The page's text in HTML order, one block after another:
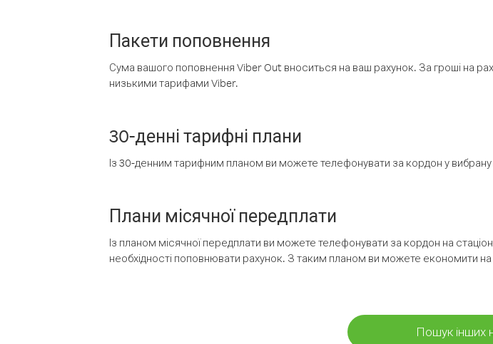
Пакети поповнення
Сума вашого поповнення Viber Out вноситься на ваш рахунок. За гроші на
низькими тарифами Viber.
30-денні тарифні плани
Із 30-денним тарифним планом ви можете телефонувати за кордон у
Плани місячної передплати
Із планом місячної передплати ви можете телефонувати за кордон на
необхідності поповнювати рахунок. З таким планом ви можете економити на
Пошук інших